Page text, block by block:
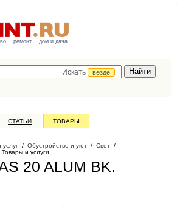
ремонт дом и дача
Искать
везде
СТАТЬИ ТОВАРЫ
услуг / Обустройство и уют / Свет /
Товары и услуги
20 ALUM BK.